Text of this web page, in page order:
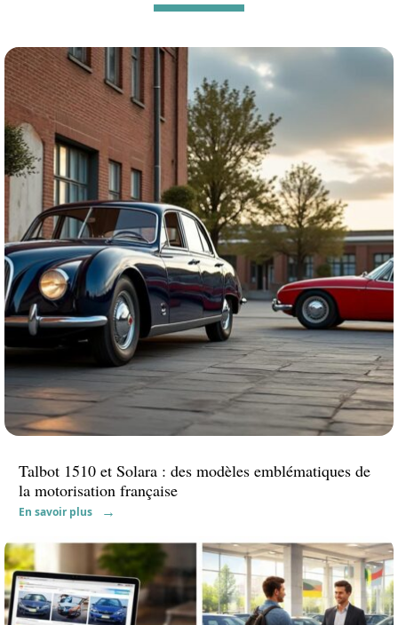
Talbot 1510 et Solara : des modèles emblématiques de
la motorisation française
En savoir plus